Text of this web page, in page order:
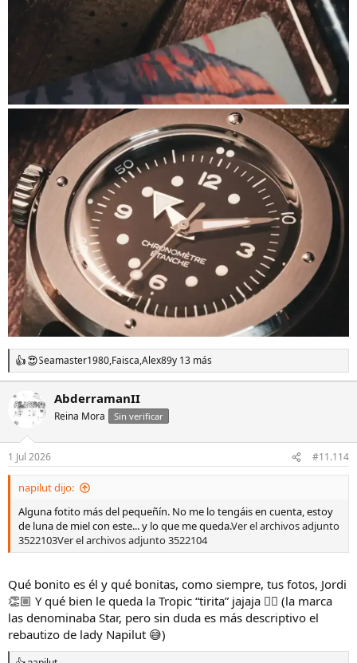
R
e
c
c
i
o
n
e
Seamaster1980,Faisca,Alex89y 13 más
AbderramanII
Reina Mora Sin verificar
1 Jul 2026 #11.114
napilut dijo:
Alguna fotito más del pequeñín. No me lo tengáis en cuenta, estoy
de luna de miel con este... y lo que me queda.Ver el archivos adjunto
3522103Ver el archivos adjunto 3522104
Qué bonito es él y qué bonitas, como siempre, tus fotos, Jordi
👏🏼 Y qué bien le queda la Tropic “tirita” jajaja 👍🏼 (la marca
las denominaba Star, pero sin duda es más descriptivo el
rebautizo de lady Napilut 😅)